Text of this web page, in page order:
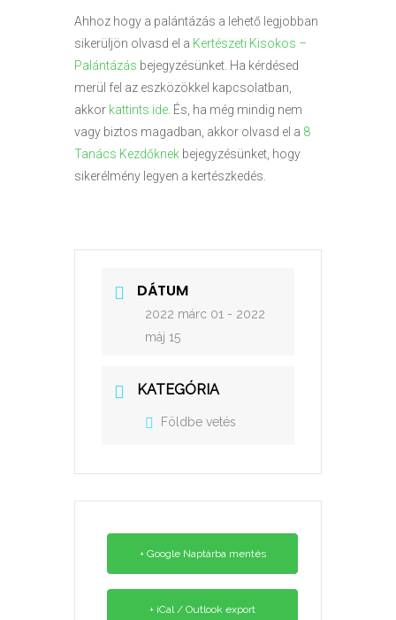
Ahhoz hogy a palántázás a lehető legjobban
sikerüljön olvasd el a Kertészeti Kisokos –
Palántázás bejegyzésünket. Ha kérdésed
merül fel az eszközökkel kapcsolatban,
akkor kattints ide . És, ha még mindig nem
vagy biztos magadban, akkor olvasd el a 8
Tanács Kezdőknek bejegyzésünket, hogy
sikerélmény legyen a kertészkedés.
DÁTUM
2022 márc 01 - 2022
máj 15
KATEGÓRIA
Földbe vetés
+ Google Naptárba mentés
+ iCal / Outlook export